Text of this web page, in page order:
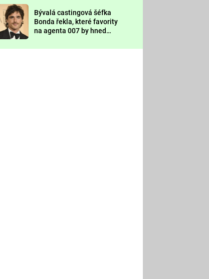
Sledujte nás
Bývalá castingová šéfka
Bonda řekla, které favority
na agenta 007 by hned